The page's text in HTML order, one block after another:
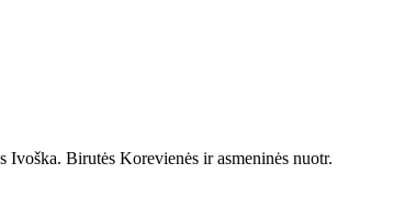
Bi­ru­tės Ko­re­vie­nės ir as­me­ni­nės nuotr.